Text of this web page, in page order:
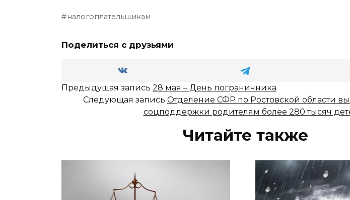
налогоплательщикам
Поделиться с друзьями
Предыдущая запись 28 мая – День пограничника
Следующая запись Отделение СФР по Ростовской области
соцподдержки родителям более 280 тысяч
Читайте также